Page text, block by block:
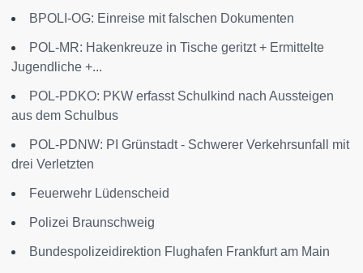
BPOLI-OG: Einreise mit falschen Dokumenten
POL-MR: Hakenkreuze in Tische geritzt + Ermittelte
Jugendliche +...
POL-PDKO: PKW erfasst Schulkind nach Aussteigen
aus dem Schulbus
POL-PDNW: PI Grünstadt - Schwerer Verkehrsunfall mit
drei Verletzten
Feuerwehr Lüdenscheid
Polizei Braunschweig
Bundespolizeidirektion Flughafen Frankfurt am Main